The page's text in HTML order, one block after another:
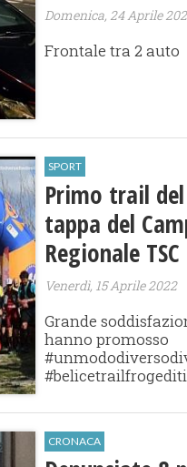
Domenica, 24 Aprile
Frontale tra 2 auto
SPORT
Primo trail del
tappa del
Regionale TSC
Venerdì, 15 Aprile 2022
Grande
hanno promosso
CRONACA